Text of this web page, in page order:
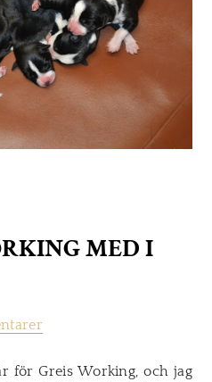
MED I
för Greis Working, och jag